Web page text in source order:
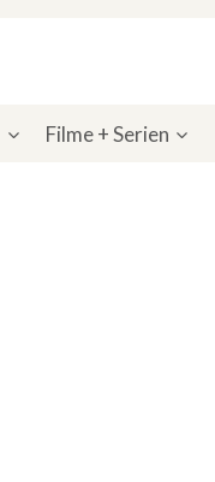
Filme + Serien